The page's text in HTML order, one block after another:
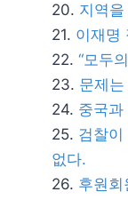
지역
이재명
“모두
문제
중국
검찰
없다.
후원회